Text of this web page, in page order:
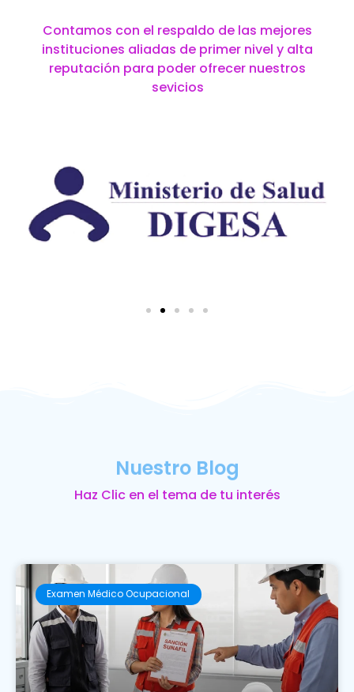
Contamos con el respaldo de las mejores
instituciones aliadas de primer nivel y alta
reputación para poder ofrecer nuestros
sevicios
Nuestro Blog
Haz Clic en el tema de tu interés
Examen Médico Ocupacional